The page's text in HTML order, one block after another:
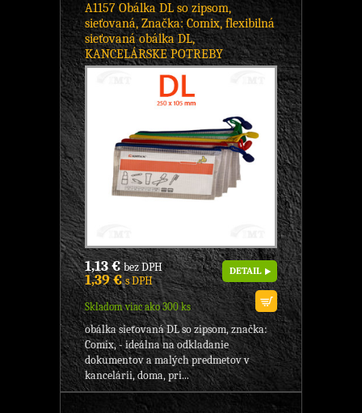
A1157 Obálka DL so zipsom,
sieťovaná, Značka: Comix, flexibilná
sieťovaná obálka DL,
KANCELÁRSKE POTREBY
1,13 €bez DPH
1,39 €s DPH
Skladom viac ako 300 ks
DETAIL
obálka sieťovaná DL so zipsom, značka:
Comix, - ideálna na odkladanie
dokumentov a malých predmetov v
kancelárii, doma, pri...